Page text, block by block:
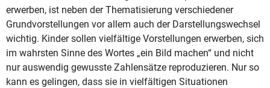
erwerben, ist neben der Thematisierung verschiedener
Grundvorstellungen vor allem auch der Darstellungswechsel
wichtig. Kinder sollen vielfältige Vorstellungen erwerben, sich
im wahrsten Sinne des Wortes „ein Bild machen“ und nicht
nur auswendig gewusste Zahlensätze reproduzieren. Nur so
kann es gelingen, dass sie in vielfältigen Situationen